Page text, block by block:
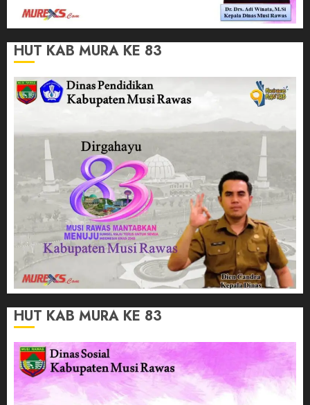
HUT KAB MURA KE 83
HUT KAB MURA KE 83